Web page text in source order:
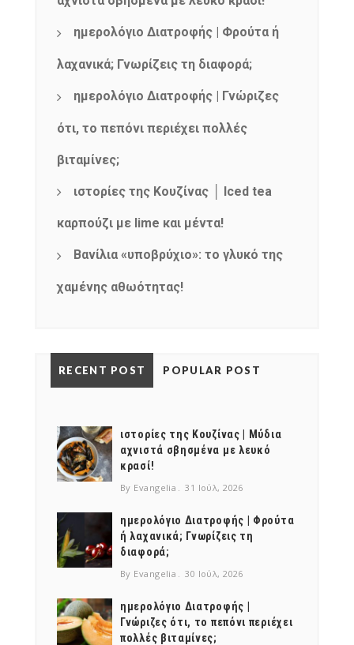
ημερολόγιο Διατροφής | Φρούτα ή
λαχανικά; Γνωρίζεις τη διαφορά;
ημερολόγιο Διατροφής | Γνώριζες
ότι, το πεπόνι περιέχει πολλές
βιταμίνες;
ιστορίες της Κουζίνας │ Iced tea
καρπούζι με lime και μέντα!
Βανίλια «υποβρύχιο»: το γλυκό της
χαμένης αθωότητας!
RECENT POST POPULAR POST
ιστορίες της Κουζίνας | Μύδια
αχνιστά σβησμένα με λευκό
κρασί!
By Evangelia 31 Ιούλ, 2026
ημερολόγιο Διατροφής | Φρούτα
ή λαχανικά; Γνωρίζεις τη
διαφορά;
By Evangelia 30 Ιούλ, 2026
ημερολόγιο Διατροφής |
Γνώριζες ότι, το πεπόνι περιέχει
πολλές βιταμίνες;
NEWSLETTER
Get ti
your favorite
products